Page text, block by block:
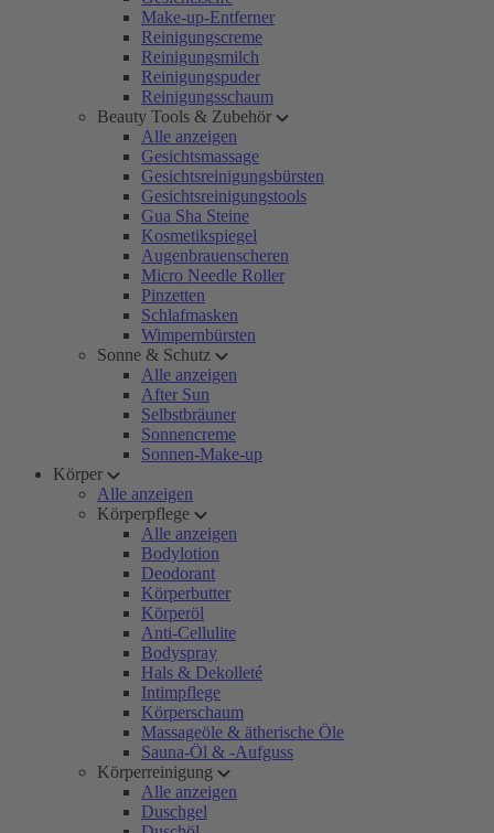
Make-up-Entferner
Reinigungscreme
Reinigungsmilch
Reinigungspuder
Reinigungsschaum
Beauty Tools & Zubehör
Alle anzeigen
Gesichtsmassage
Gesichtsreinigungsbürsten
Gesichtsreinigungstools
Gua Sha Steine
Kosmetikspiegel
Augenbrauenscheren
Micro Needle Roller
Pinzetten
Schlafmasken
Wimpernbürsten
Sonne & Schutz
Alle anzeigen
After Sun
Selbstbräuner
Sonnencreme
Sonnen-Make-up
Körper
Alle anzeigen
Körperpflege
Alle anzeigen
Bodylotion
Deodorant
Körperbutter
Körperöl
Anti-Cellulite
Bodyspray
Hals & Dekolleté
Intimpflege
Körperschaum
Massageöle & ätherische Öle
Sauna-Öl & -Aufguss
Körperreinigung
Alle anzeigen
Duschgel